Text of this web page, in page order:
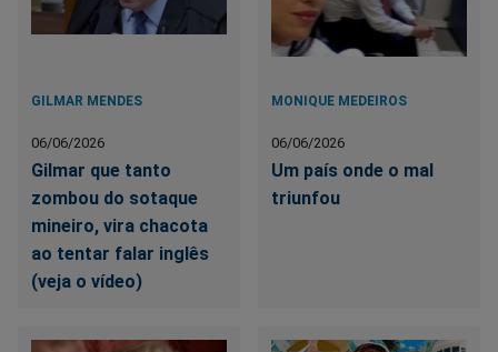
GILMAR MENDES
06/06/2026
Gilmar que tanto
zombou do sotaque
mineiro, vira chacota
ao tentar falar inglês
(veja o vídeo)
MONIQUE MEDEIROS
06/06/2026
Um país onde o mal
triunfou